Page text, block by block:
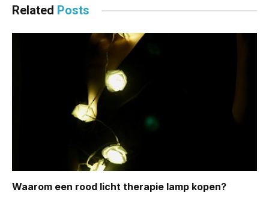
Related Posts
Waarom een rood licht therapie lamp kopen?